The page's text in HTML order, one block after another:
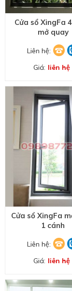
Cửa sổ XingFa
mở quay
Liên hệ:
Giá: liên hệ
Cửa sổ XingFa
1 cánh
Liên hệ:
Giá: liên hệ